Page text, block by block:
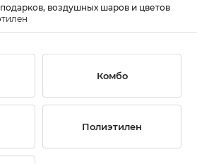
воздушных шаров и цветов
Комбо
Полиэтилен